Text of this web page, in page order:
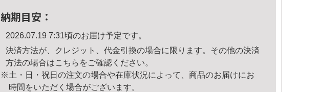
納期目安：
2026.07.19 7:31頃のお届け予定です。
決済方法が、クレジット、代金引換の場合に限ります。その他の決済
方法の場合はこちら をご確認ください。
※土・日・祝日の注文の場合や在庫状況によって、商品のお届けにお
時間をいただく場合がございます。